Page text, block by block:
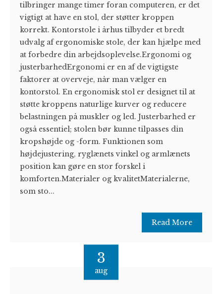
tilbringer mange timer foran computeren, er det
vigtigt at have en stol, der støtter kroppen
korrekt. Kontorstole i århus tilbyder et bredt
udvalg af ergonomiske stole, der kan hjælpe med
at forbedre din arbejdsoplevelse.Ergonomi og
justerbarhedErgonomi er en af de vigtigste
faktorer at overveje, når man vælger en
kontorstol. En ergonomisk stol er designet til at
støtte kroppens naturlige kurver og reducere
belastningen på muskler og led. Justerbarhed er
også essentiel; stolen bør kunne tilpasses din
kropshøjde og -form. Funktionen som
højdejustering, ryglænets vinkel og armlænets
position kan gøre en stor forskel i
komforten.Materialer og kvalitetMaterialerne,
som sto...
Read More
3
aug